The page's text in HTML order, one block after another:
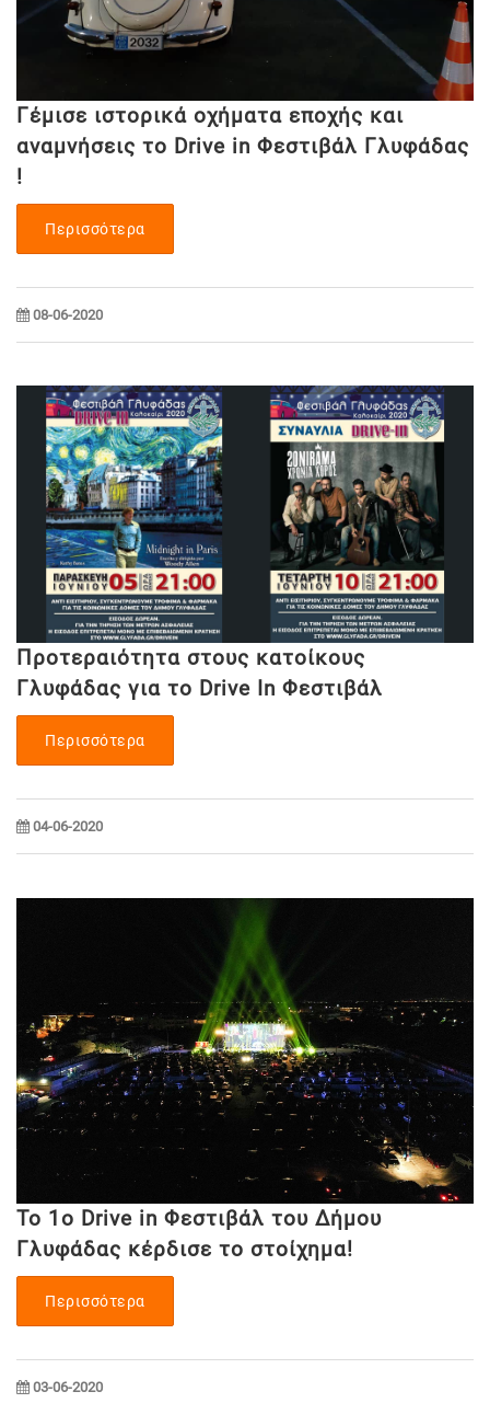
Γέμισε ιστορικά οχήματα εποχής και
αναμνήσεις το Drive in Φεστιβάλ Γλυφάδας
!
Περισσότερα
08-06-2020
Προτεραιότητα στους κατοίκους
Γλυφάδας για το Drive In Φεστιβάλ
Περισσότερα
04-06-2020
Το 1ο Drive in Φεστιβάλ του Δήμου
Γλυφάδας κέρδισε το στοίχημα!
Περισσότερα
03-06-2020